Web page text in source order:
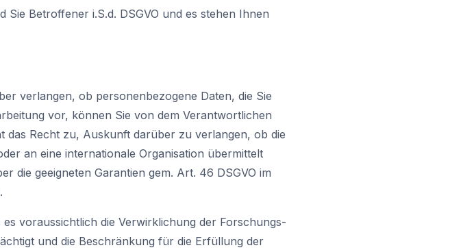
Betroffener i.S.d. DSGVO und es stehen Ihnen
verlangen, ob personenbezogene Daten, die Sie
vor, können Sie von dem Verantwortlichen
Recht zu, Auskunft darüber zu verlangen, ob die
an eine internationale Organisation übermittelt
die geeigneten Garantien gem. Art. 46 DSGVO im
voraussichtlich die Verwirklichung der Forschungs-
und die Beschränkung für die Erfüllung der